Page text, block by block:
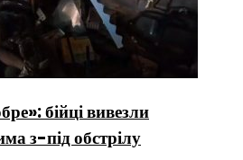
бійці вивезли
з-під обстрілу